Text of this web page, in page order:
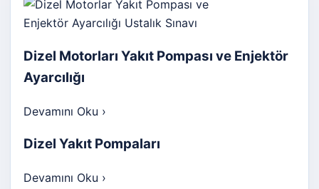
Dizel Motorları Yakıt Pompası ve Enjektör
Ayarcılığı
Devamını Oku ›
Dizel Yakıt Pompaları
Devamını Oku ›